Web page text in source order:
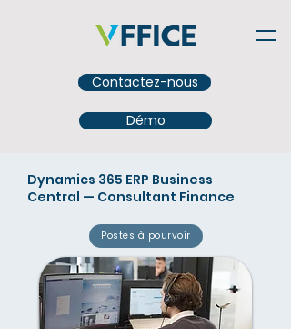
Contactez-nous
Démo
Dynamics 365 ERP Business
Central — Consultant Finance
Postes à pourvoir